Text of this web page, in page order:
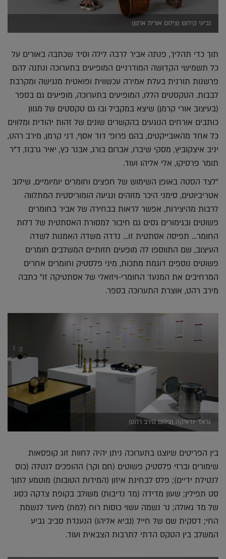
גביעי קידוש (צילום אורית ארנון)
תוך כדי תהליך, פנתה אביר לרבה לילה וסיד שכתבה באורים על
כל תשמישי הקדושה המודרניים המופיעים בתערוכה ונתנה להם
פרשנות תורנית בעלת אמירה עכשווית ופואטית מנגישה ומקרבת
לבבות. הטקסטים הללו, המופיעים בתערוכה, מופיעים גם בספר
(בעיצוב אורי קרמן) שיצא במקביל ובו גם טקסטים של מגוון
כותבים אורחים הנוגעים בהקשרים שונים של זהות יהודית ומלווים
כל אחד מהאובייקטים, בהם פרופ' דוד אסף, דני קרמן, מירב רהט,
יניב איצקוביץ, מסקי שיברו, אברום בורג, אבנר כץ, יאיר גרבוז, ד"ר
תומר פרסיקו, אלי אליהו ועוד.
"לצד הסטה באופן השימוש של חפצים וחומרים יומיומיים, שילוב
אטריביוטים, סימני היכר מזוהים ונגיעה הומוריסטית המתלווה
לרבות מהיצירות, אפשר לראות בבחירה של אביר בחומרים
פשוטים ובגימורים גסים גם חיבור למסורת האסתטית של דלות
החומר… תפיסה אסתטית זו… נדדה משדה האמנות לשדה
העיצוב, שם התווספו לה מופעים חזותיים המשלבים חומרים
פשוטים נוספים דוגמת מתכות, מיני פלסטיק וחומרים אחרים
המרחיבים את המנעד החומרי-ויזואלי של אסתטיקה זו" כתבה
מירב רהט, אוצרת התערוכה בספר.
גראז' יודאיקה (צילום מירב רהט)
בין הפריטים שיוצגו בתערוכה ניתן יהיה לחוות זוג קופסאות
שימורים וברזי פלסטיק פשוטים (חם וקר) ההופכים לנטלה (כוס
לנטילת ידיים); פלס לבחינת איזון (המידות הטובות) מוטמע לתוך
סט תפילין; שעון מדידה (מד נדיבות) משולב בקופת צדקה כסוג
של מד גאולה; נר נשמה עשוי כוסות רוח (למת) מיועד לנשמת
החי; דסקית שם של חייל (נביא אליהו) הנענדת סביב גביע
המשלב בין הטקס הדתי לתרבות הצבאית ועוד.